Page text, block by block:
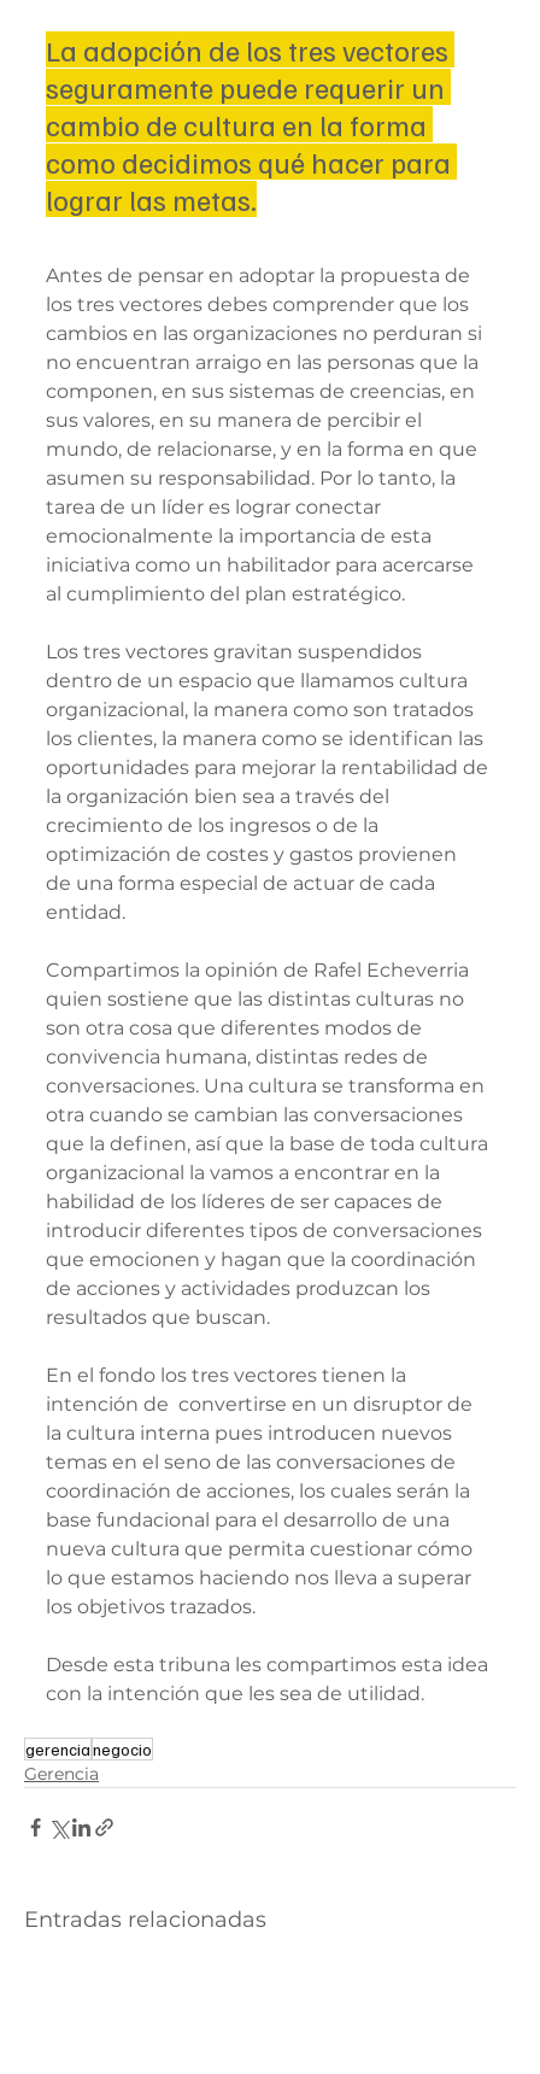
La adopción de los tres vectores
seguramente puede requerir un
cambio de cultura en la forma
como decidimos qué hacer para
lograr las metas.
Antes de pensar en adoptar la propuesta de
los tres vectores debes comprender que los
cambios en las organizaciones no perduran si
no encuentran arraigo en las personas que la
componen, en sus sistemas de creencias, en
sus valores, en su manera de percibir el
mundo, de relacionarse, y en la forma en que
asumen su responsabilidad. Por lo tanto, la
tarea de un líder es lograr conectar
emocionalmente la importancia de esta
iniciativa como un habilitador para acercarse
al cumplimiento del plan estratégico.
Los tres vectores gravitan suspendidos
dentro de un espacio que llamamos cultura
organizacional, la manera como son tratados
los clientes, la manera como se identifican las
oportunidades para mejorar la rentabilidad de
la organización bien sea a través del
crecimiento de los ingresos o de la
optimización de costes y gastos provienen
de una forma especial de actuar de cada
entidad.
Compartimos la opinión de Rafel Echeverria
quien sostiene que las distintas culturas no
son otra cosa que diferentes modos de
convivencia humana, distintas redes de
conversaciones. Una cultura se transforma en
otra cuando se cambian las conversaciones
que la definen, así que la base de toda cultura
organizacional la vamos a encontrar en la
habilidad de los líderes de ser capaces de
introducir diferentes tipos de conversaciones
que emocionen y hagan que la coordinación
de acciones y actividades produzcan los
resultados que buscan.
En el fondo los tres vectores tienen la
intención de  convertirse en un disruptor de
la cultura interna pues introducen nuevos
temas en el seno de las conversaciones de
coordinación de acciones, los cuales serán la
base fundacional para el desarrollo de una
nueva cultura que permita cuestionar cómo
lo que estamos haciendo nos lleva a superar
los objetivos trazados.
Desde esta tribuna les compartimos esta idea
con la intención que les sea de utilidad.
gerencianegocio
Gerencia
Entradas relacionadas